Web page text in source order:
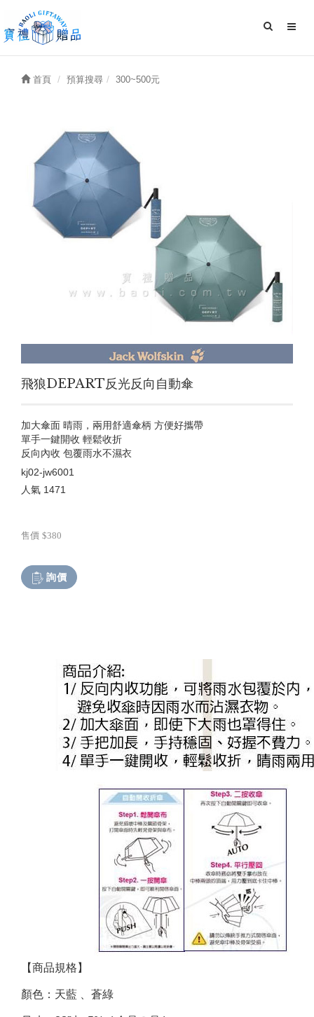
首頁 預算搜尋 300~500元
飛狼DEPART反光反向自動傘
加大傘面 晴雨，兩用舒適傘柄 方便好攜帶
單手一鍵開收 輕鬆收折
反向內收 包覆雨水不濕衣
kj02-jw6001
人氣 1471
售價 $380
詢價
【商品規格】
顏色：天藍 、蒼綠